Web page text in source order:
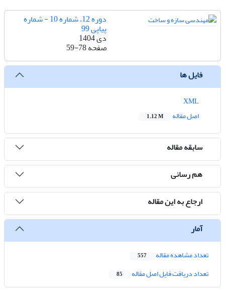
دوره 12، شماره 10 - شماره
پیاپی 99
دی 1404
صفحه59-78
فایل ها
اصل مقاله
1.12 M
سابقه مقاله
هم رسانی
ارجاع به این مقاله
آمار
تعداد مشاهده مقاله 557
تعداد دریافت فایل اصل مقاله 85